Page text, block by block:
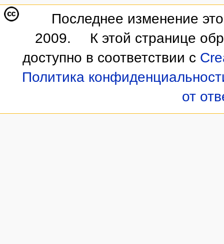
Последнее изменение
2009.
К этой странице
доступно в соответствии с
Политика
от